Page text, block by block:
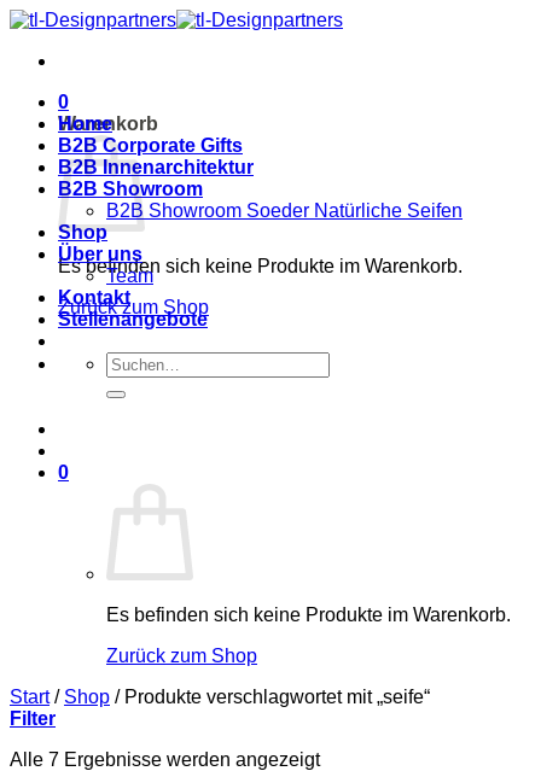
Zum
springen
0
Warenkorb
Es befinden sich keine Produkte im Warenkorb.
Zurück zum Shop
Home
B2B Corporate Gifts
B2B Innenarchitektur
B2B Showroom
B2B Showroom Soeder Natürliche Seifen
Shop
Über uns
Team
Kontakt
Stellenangebote
Suche
nach:
0
Es befinden sich keine Produkte im Warenkorb.
Zurück zum Shop
Start / Shop /Produkte verschlagwortet mit „seife“
Filter
Alle 7 Ergebnisse werden angezeigtNach